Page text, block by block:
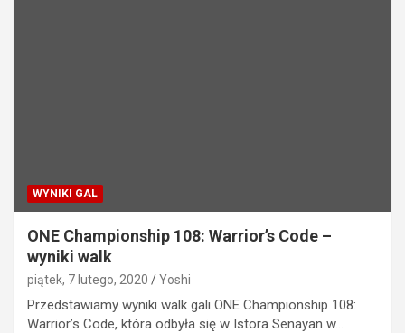
WYNIKI GAL
ONE Championship 108: Warrior’s Code –
wyniki walk
piątek, 7 lutego, 2020 Yoshi
Przedstawiamy wyniki walk gali ONE Championship 108:
Warrior’s Code, która odbyła się w Istora Senayan w…